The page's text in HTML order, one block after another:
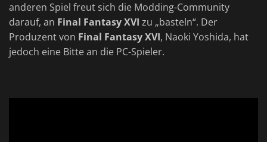
anderen Spiel freut sich die Modding-Community
darauf, an Final Fantasy XVI zu „basteln“. Der
Produzent von Final Fantasy XVI, Naoki Yoshida, hat
jedoch eine Bitte an die PC-Spieler.